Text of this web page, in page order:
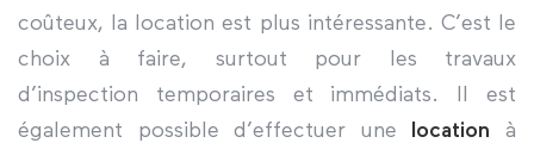
coûteux, la location est plus intéressante. C’est le
choix à faire, surtout pour les travaux
d’inspection temporaires et immédiats. Il est
également possible d’effectuer une
location à